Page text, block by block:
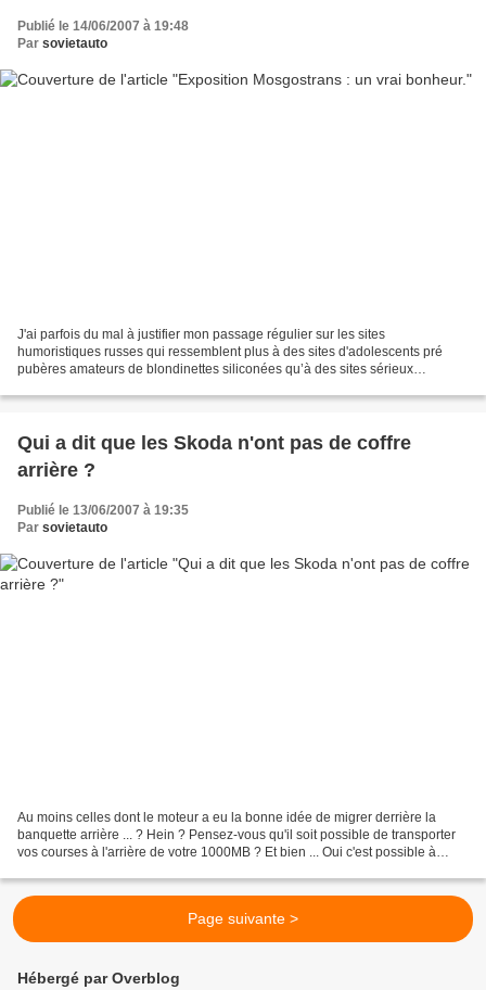
Publié le 14/06/2007 à 19:48
Par sovietauto
J'ai parfois du mal à justifier mon passage régulier sur les sites
humoristiques russes qui ressemblent plus à des sites d'adolescents pré
pubères amateurs de blondinettes siliconées qu’à des sites sérieux
Qui a dit que les Skoda n'ont pas de coffre
arrière ?
Publié le 13/06/2007 à 19:35
Par sovietauto
Au moins celles dont le moteur a eu la bonne idée de migrer derrière la
banquette arrière ... ? Hein ? Pensez-vous qu'il soit possible de transporter
vos courses à l'arrière de votre 1000MB ? Et bien ... Oui c'est possible à
Page suivante >
Hébergé par Overblog